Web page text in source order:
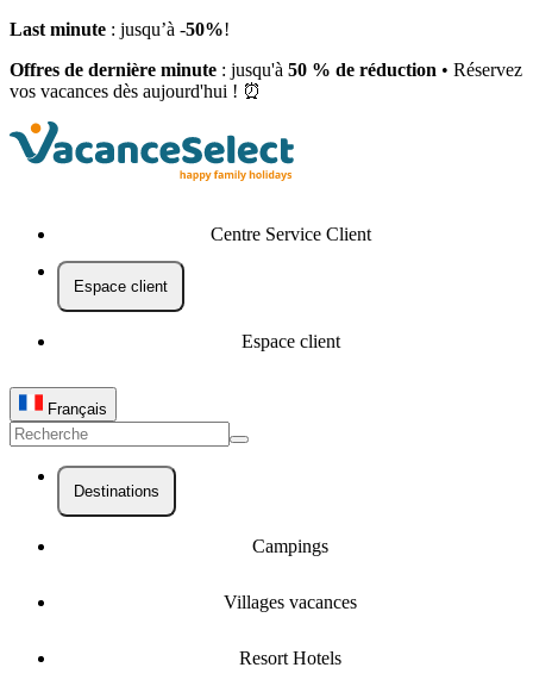
Last minute : jusqu’à -50%!
Offres de dernière minute : jusqu'à 50 % de réduction • Réservez
vos vacances dès aujourd'hui ! ⏰
Centre Service Client
Espace client
Espace client
Français
Destinations
Campings
Villages vacances
Resort Hotels